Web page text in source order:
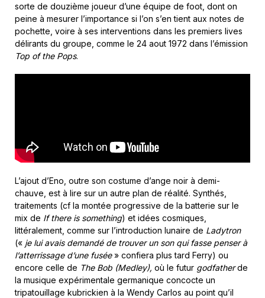
sorte de douzième joueur d’une équipe de foot, dont on
peine à mesurer l’importance si l’on s’en tient aux notes de
pochette, voire à ses interventions dans les premiers lives
délirants du groupe, comme le 24 aout 1972 dans l’émission
Top of the Pops.
L’ajout d’Eno, outre son costume d’ange noir à demi-
chauve, est à lire sur un autre plan de réalité. Synthés,
traitements (cf la montée progressive de la batterie sur le
mix de If there is something) et idées cosmiques,
littéralement, comme sur l’introduction lunaire de Ladytron
(« je lui avais demandé de trouver un son qui fasse penser à
l’atterrissage d’une fusée» confiera plus tard Ferry) ou
encore celle de The Bob (Medley), où le futur godfatherde
la musique expérimentale germanique concocte un
tripatouillage kubrickien à la Wendy Carlos au point qu’il